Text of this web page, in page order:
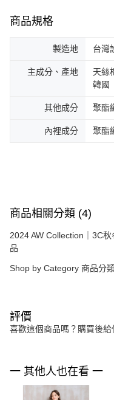
商品規格
製造地 台灣
主成分、產地
天絲
韓國
其他成分 聚酯
內裡成分 聚酯
商品相關分類 (4)
2024 AW Collection｜3C秋
品
Shop by Category 商品分
評價
喜歡這個商品嗎？購買後給
一 其他人也在看 一